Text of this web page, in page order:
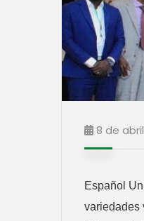
8 de
Español
variedades